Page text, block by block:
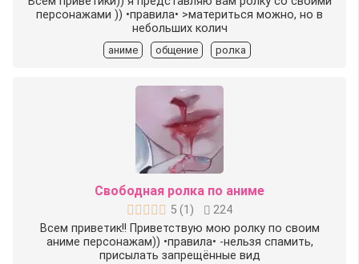
персонажами )) •правила• >материться можно, но в
небольших колич
аниме общение ролка
Свободная ролка по аниме
5 (1 )
224
Всем приветик!! Приветствую мою ролку по своим
аниме персонажам)) •правила• -нельзя спамить,
присылать запрещённые вид